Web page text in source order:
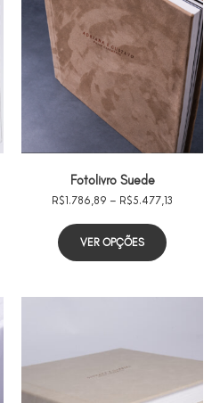
Fotolivro Suede
R$1.786,89 – R$5.477,13
VER OPÇÕES